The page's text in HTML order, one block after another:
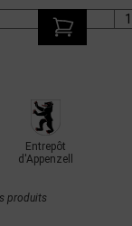
Entrepôt
d'Appenzell
produits